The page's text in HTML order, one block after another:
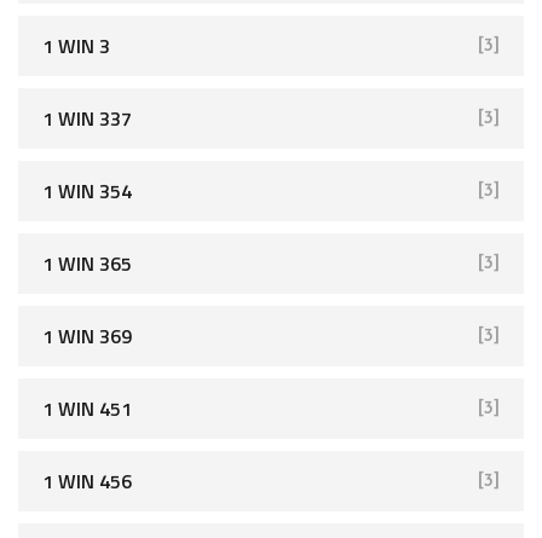
1 WIN 3 [3]
1 WIN 337 [3]
1 WIN 354 [3]
1 WIN 365 [3]
1 WIN 369 [3]
1 WIN 451 [3]
1 WIN 456 [3]